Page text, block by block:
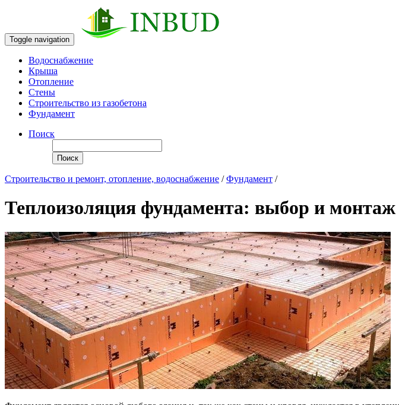
Toggle navigation
Водоснабжение
Крыша
Отопление
Стены
Строительство из газобетона
Фундамент
Поиск
Поиск
Строительство и ремонт, отопление, водоснабжение /Фундамент /
Теплоизоляция фундамента: выбор и монтаж